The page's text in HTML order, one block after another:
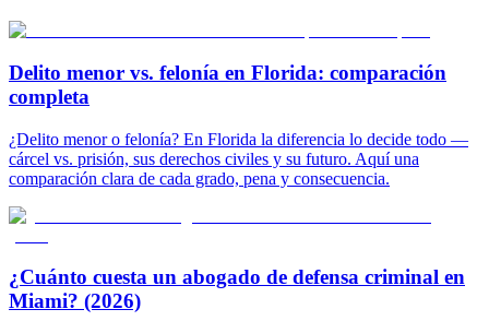
Delito menor vs. felonía en Florida: comparación
completa
¿Delito menor o felonía? En Florida la diferencia lo decide todo —
cárcel vs. prisión, sus derechos civiles y su futuro. Aquí una
comparación clara de cada grado, pena y consecuencia.
¿Cuánto cuesta un abogado de defensa criminal en
Miami? (2026)